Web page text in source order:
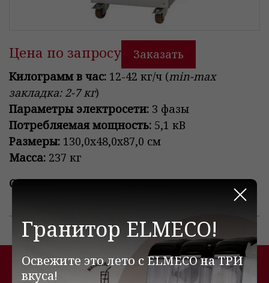
Цена по запросу
Заказать
Килограмм в час: 12-42 кг/ч (min-max
закладка: 2-7 кг)
Параметры электросети: 3 фазы
Потребляемая мощность: 5,1 кВ
Размеры: 130,0x48,0x87,0 см
Масса: 237 кг
Страна:Словения
Похожие товары
Гранитор ELMECO!
Освежите это лето с ELMECO на ТРИ
вкуса!